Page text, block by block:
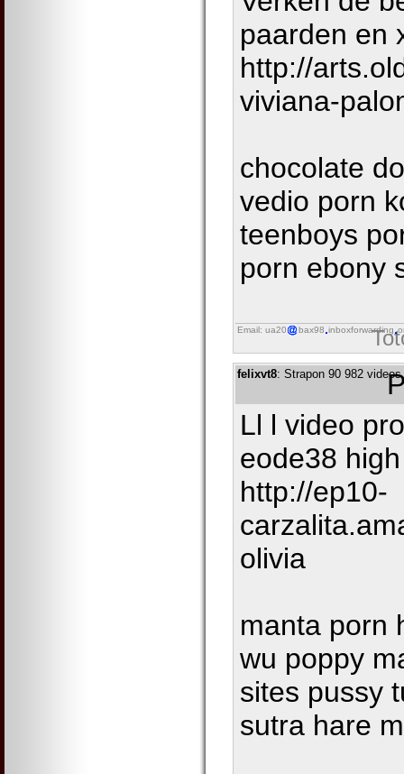
paarden en
http://
viviana-
chocolate
vedio porn
teenboys
porn ebony
Email: ua20 bax98 inboxforwarding
felixvt8: Strapon 90 982
Ll l video
eode38
http://ep10-
olivia
manta porn
wu poppy
sites pussy
sutra hare